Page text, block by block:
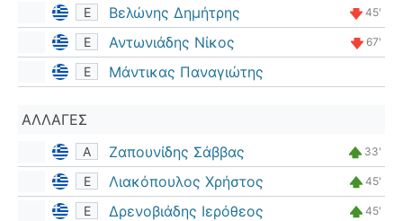
Ε Βελώνης Δημήτρης 45'
Ε Αντωνιάδης Νίκος 67'
Ε Μάντικας Παναγιώτης
ΑΛΛΑΓΈΣ
Α Ζαπουνίδης Σάββας 33'
Ε Λιακόπουλος Χρήστος 45'
Ε Δρενοβιάδης Ιερόθεος 45'